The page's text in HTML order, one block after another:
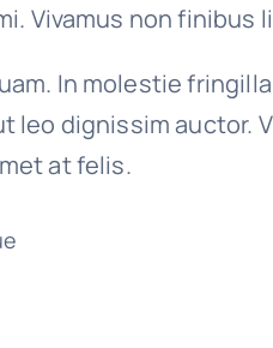
Vivamus non finibus
In molestie
leo dignissim auctor.
at felis.